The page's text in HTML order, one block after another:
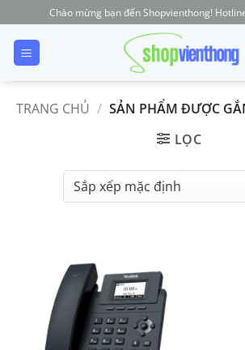
to
content
Chào mừng bạn đến Shopvienthong!
TRANG CHỦ / SẢN PHẨM ĐƯỢC
LỌC